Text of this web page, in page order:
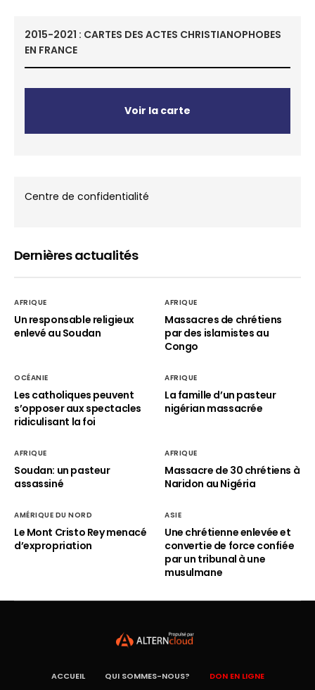
2015-2021 : CARTES DES ACTES CHRISTIANOPHOBES
EN FRANCE
Voir la carte
Centre de confidentialité
Dernières actualités
AFRIQUE
Un responsable religieux
enlevé au Soudan
AFRIQUE
Massacres de chrétiens
par des islamistes au
Congo
OCÉANIE
Les catholiques peuvent
s’opposer aux spectacles
ridiculisant la foi
AFRIQUE
La famille d’un pasteur
nigérian massacrée
AFRIQUE
Soudan: un pasteur
assassiné
AFRIQUE
Massacre de 30 chrétiens à
Naridon au Nigéria
AMÉRIQUE DU NORD
Le Mont Cristo Rey menacé
d’expropriation
ASIE
Une chrétienne enlevée et
convertie de force confiée
par un tribunal à une
musulmane
ACCUEIL QUI SOMMES-NOUS? DON EN LIGNE